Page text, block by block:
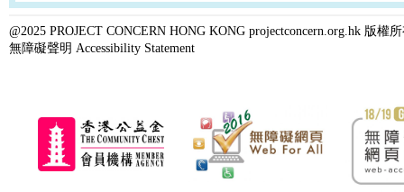
@2025 PROJECT CONCERN HONG KONG projectconcern.org.hk 版權
無障礙聲明 Accessibility Statement